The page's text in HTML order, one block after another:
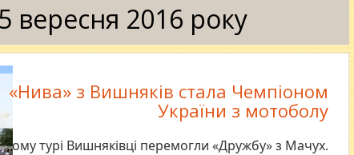
вересня 2016 року
«Нива» з Вишняків стала Чемпіоном
України з мотоболу
турі Вишняківці перемогли «Дружбу» з Мачух.